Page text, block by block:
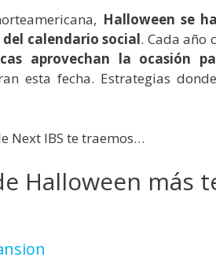
Halloween se
calendario social. Cada año
aprovechan la ocasión
esta fecha. Estrategias
Next IBS te traemos…
Halloween más